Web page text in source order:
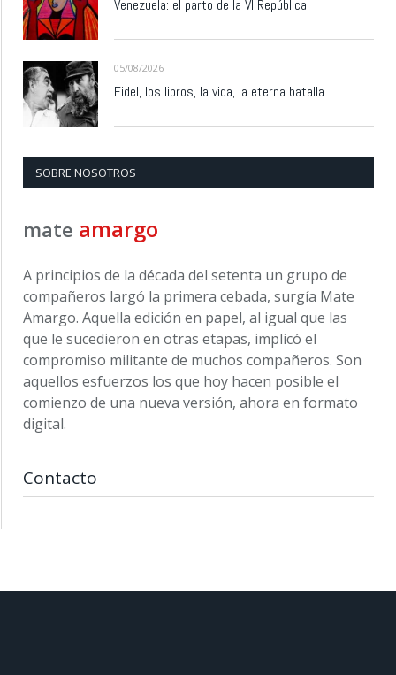
Venezuela: el parto de la VI República
05/08/2026
Fidel, los libros, la vida, la eterna batalla
SOBRE NOSOTROS
mate amargo
A principios de la década del setenta un grupo de
compañeros largó la primera cebada, surgía Mate
Amargo. Aquella edición en papel, al igual que las
que le sucedieron en otras etapas, implicó el
compromiso militante de muchos compañeros. Son
aquellos esfuerzos los que hoy hacen posible el
comienzo de una nueva versión, ahora en formato
digital.
Contacto